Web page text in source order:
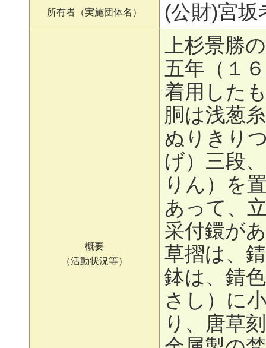
所有者（実施団体名） (公財)宮坂
概要
（活動状況等）
上杉景勝
五年（１
着用した
胴は浅葱
ぬりきり
げ）三段
りん）を
あって、
采付鐶が
草摺は、
鉢は、錆
さし）に
り、唐草